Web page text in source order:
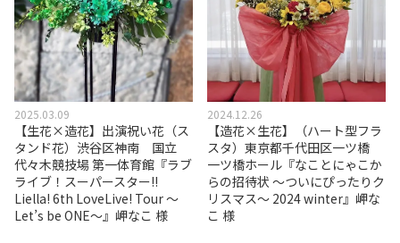
2025.03.09
【生花×造花】出演祝い花（ス
タンド花）渋谷区神南 国立
代々木競技場 第一体育館『ラブ
ライブ！スーパースター!!
Liella! 6th LoveLive! Tour ～
Let’s be ONE～』岬なこ 様
2024.12.26
【造花×生花】（ハート型フラ
スタ）東京都千代田区一ツ橋
一ツ橋ホール『なことにゃこか
らの招待状 ～ついにぴったりク
リスマス～ 2024 winter』岬な
こ 様